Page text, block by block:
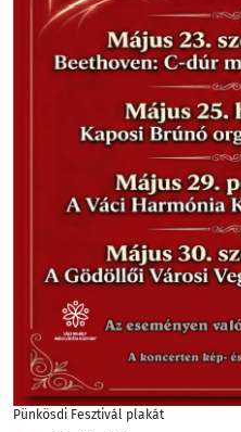
Pünkösdi Fesztivál plakát